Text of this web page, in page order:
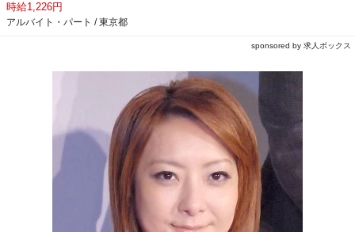
時給1,226円
アルバイト・パート / 東京都
sponsored by 求人ボックス